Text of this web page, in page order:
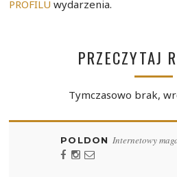
PROFILU wydarzenia.
PRZECZYTAJ
Tymczasowo brak,
POLDON Internetowy